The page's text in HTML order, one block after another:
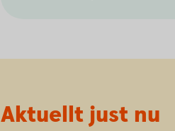
Aktuellt just nu